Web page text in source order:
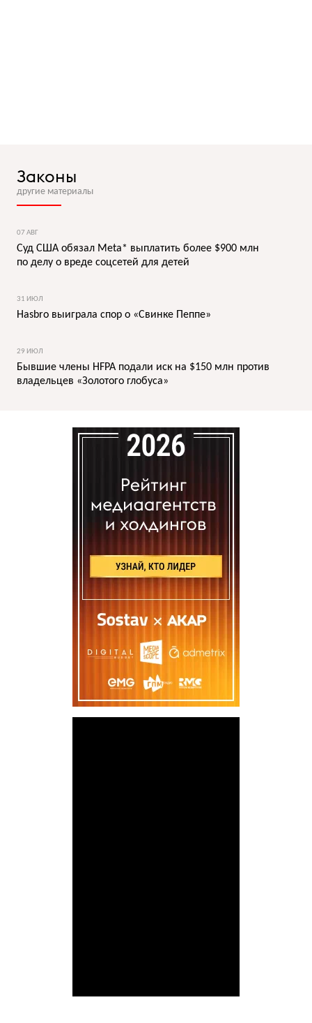
Законы
другие материалы
07 АВГ
Суд США обязал Meta* выплатить более $900 млн
по делу о вреде соцсетей для детей
31 ИЮЛ
Hasbro выиграла спор о «Свинке Пеппе»
29 ИЮЛ
Бывшие члены HFPA подали иск на $150 млн против
владельцев «Золотого глобуса»